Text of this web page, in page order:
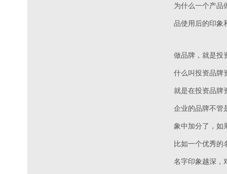
为什么一个产品
品使用后的印象
做品牌，就是投
什么叫投资品牌
就是在投资品牌
企业的品牌不管
象中加分了，如
比如一个优秀的
名字印象越深，